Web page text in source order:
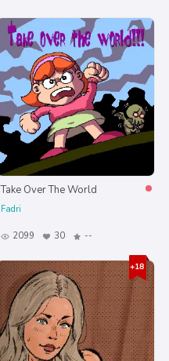
Take Over The World
Fadri
2099 30 --